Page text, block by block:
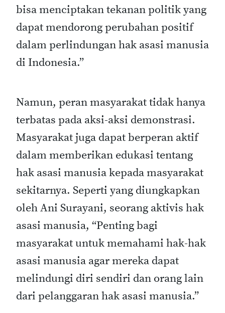
bisa menciptakan tekanan politik yang
dapat mendorong perubahan positif
dalam perlindungan hak asasi manusia
di Indonesia.”
Namun, peran masyarakat tidak hanya
terbatas pada aksi-aksi demonstrasi.
Masyarakat juga dapat berperan aktif
dalam memberikan edukasi tentang
hak asasi manusia kepada masyarakat
sekitarnya. Seperti yang diungkapkan
oleh Ani Surayani, seorang aktivis hak
asasi manusia, “Penting bagi
masyarakat untuk memahami hak-hak
asasi manusia agar mereka dapat
melindungi diri sendiri dan orang lain
dari pelanggaran hak asasi manusia.”